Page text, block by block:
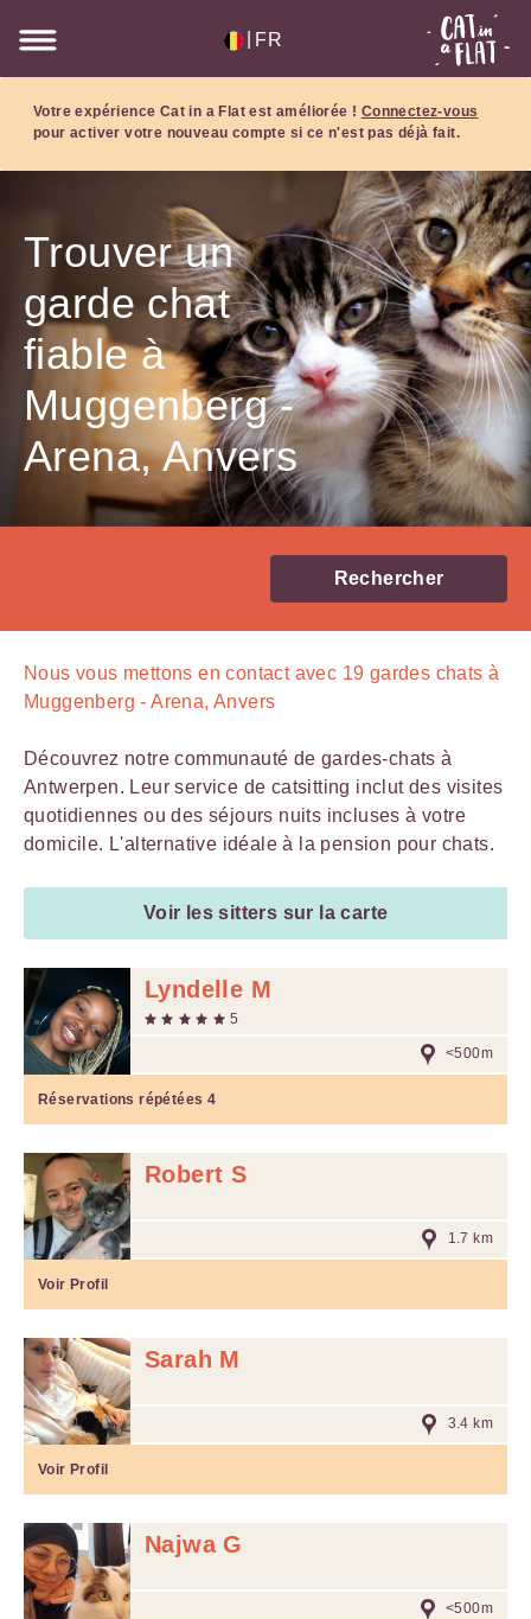
FR
Votre expérience Cat in a Flat est améliorée ! Connectez-vous
pour activer votre nouveau compte si ce n'est pas déjà fait.
Trouver un
garde chat
fiable à
Muggenberg -
Arena, Anvers
Rechercher
Nous vous mettons en contact avec 19 gardes chats à
Muggenberg - Arena, Anvers
Découvrez notre communauté de gardes-chats à
Antwerpen. Leur service de catsitting inclut des visites
quotidiennes ou des séjours nuits incluses à votre
domicile. L'alternative idéale à la pension pour chats.
Voir les sitters sur la carte
Lyndelle M
5
<500m
Réservations répétées 4
Robert S
1.7 km
Voir Profil
Sarah M
3.4 km
Voir Profil
Najwa G
<500m